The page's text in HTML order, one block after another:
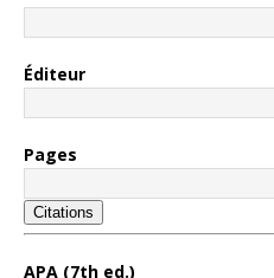
Éditeur
Pages
Citations
APA (7th ed.)